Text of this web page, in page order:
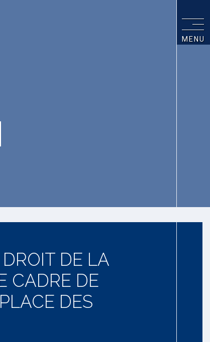
MENU
DE LA
CADRE DE
DES